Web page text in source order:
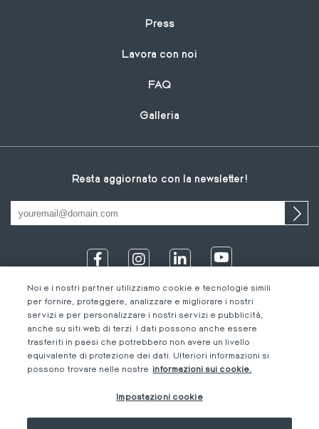
Press
Lavora con noi
FAQ
Galleria
Resta aggiornato con la newsletter!
Footer
Informazioni legali
Privacy Policy &
IT
IT
DE
FR
Noi e i nostri partner utilizziamo cookie e tecnologie simili
per fornire, proteggere, analizzare e migliorare i nostri
servizi e per personalizzare i nostri servizi e pubblicità,
anche su siti web di terzi. I dati possono anche essere
trasferiti in paesi che potrebbero non avere un livello
equivalente di protezione dei dati. Ulteriori informazioni si
possono trovare nelle nostre informazioni sui cookie.
Impostazioni cookie